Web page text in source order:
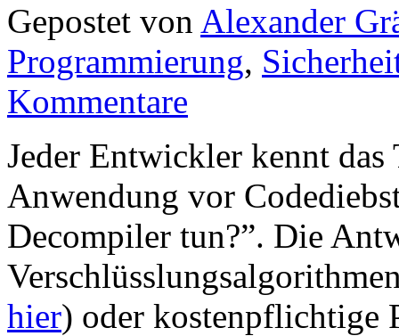
Gepostet von Alexander
Programmierung,
Kommentare
Jeder Entwickler kennt das
Anwendung vor
Decompiler tun?”. Die
hier) oder kostenpflichtige